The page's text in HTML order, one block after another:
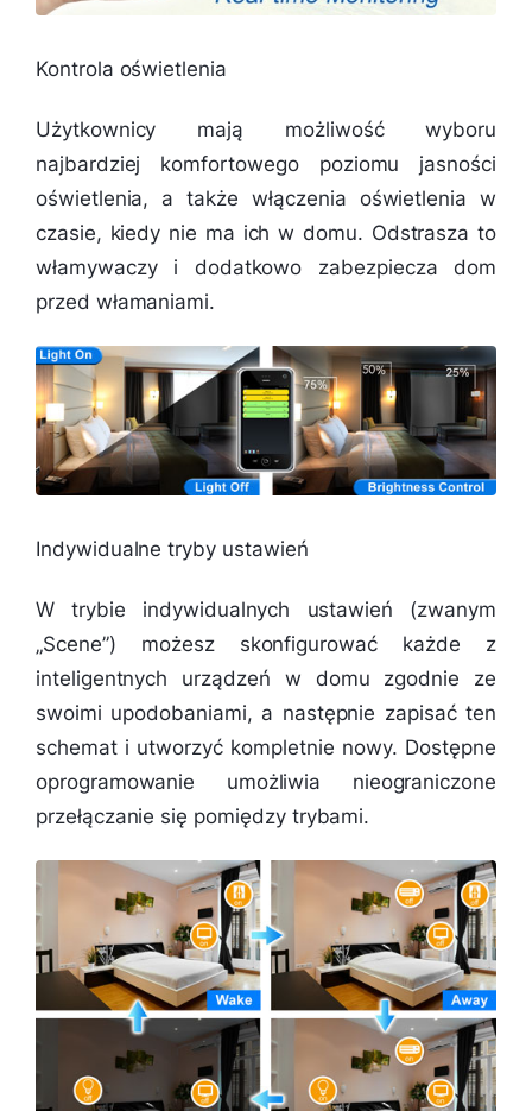
Kontrola oświetlenia
Użytkownicy mają możliwość wyboru
najbardziej komfortowego poziomu jasności
oświetlenia, a także włączenia oświetlenia w
czasie, kiedy nie ma ich w domu. Odstrasza to
włamywaczy i dodatkowo zabezpiecza dom
przed włamaniami.
Indywidualne tryby ustawień
W trybie indywidualnych ustawień (zwanym
„Scene”) możesz skonfigurować każde z
inteligentnych urządzeń w domu zgodnie ze
swoimi upodobaniami, a następnie zapisać ten
schemat i utworzyć kompletnie nowy. Dostępne
oprogramowanie umożliwia nieograniczone
przełączanie się pomiędzy trybami.